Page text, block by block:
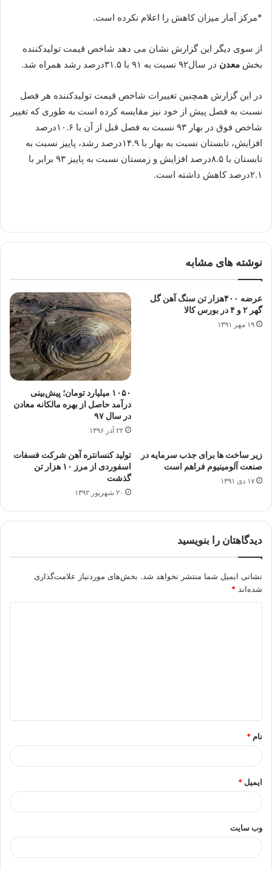
*مرکز آمار میزان کاهش را اعلام نکرده است.
از سوی دیگر این گزارش نشان می دهد شاخص قیمت تولیدکننده
بخش معدن در سال۹۲ نسبت به ۹۱ با ۳۱.۵درصد رشد همراه شد.
در این گزارش همچنین تغییرات شاخص قیمت تولیدکننده هر فصل
نسبت به فصل پیش از خود نیز مقایسه کرده است به طوری که تغییر
شاخص فوق در بهار ۹۳ نسبت به فصل قبل از آن با ۱۰.۶درصد
افزایش، تابستان نسبت به بهار با ‌۱۴.۹درصد رشد، پاییز نسبت به
تابستان با‌ ۸.۵درصد افزایش و زمستان نسبت به پاییز ۹۳ برابر با
۲.۱درصد کاهش داشته است.
نوشته های مشابه
عرضه ۴۰۰هزار تن سنگ آهن گل
گهر ۲ و ۴ در بورس کالا
۱۹ مهر ۱۳۹۱
۱۰۵۰ میلیارد تومان؛ پیش‌بینی
درآمد حاصل از بهره مالکانه معادن
در سال ۹۷
۲۲ آذر ۱۳۹۶
زیر ساخت ها برای جذب سرمایه در
صنعت آلومینیوم فراهم است
۱۷ دی ۱۳۹۱
تولید کنسانتره آهن شرکت فسفات
اسفوردی از مرز ۱۰ هزار تن
گذشت
۲۰ شهریور ۱۳۹۲
دیدگاهتان را بنویسید
نشانی ایمیل شما منتشر نخواهد شد. بخش‌های موردنیاز علامت‌گذاری
شده‌اند *
*
نام *
ایمیل *
وب‌ سایت